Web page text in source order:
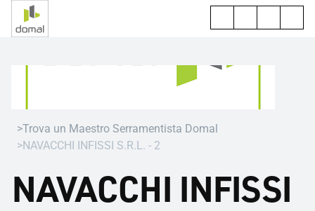
Trova un Maestro Serramentista Domal
NAVACCHI INFISSI S.R.L. - 2
NAVACCHI INFISSI